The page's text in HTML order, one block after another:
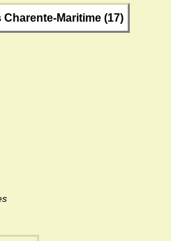
Charente-Maritime (17)